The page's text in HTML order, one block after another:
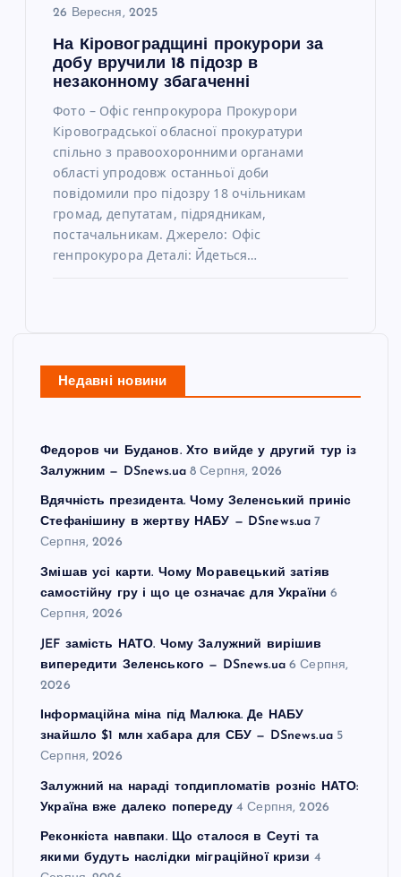
26 Вересня, 2025
На Кіровоградщині прокурори за
добу вручили 18 підозр в
незаконному збагаченні
Фото – Офіс генпрокурора Прокурори
Кіровоградської обласної прокуратури
спільно з правоохоронними органами
області упродовж останньої доби
повідомили про підозру 18 очільникам
громад, депутатам, підрядникам,
постачальникам. Джерело: Офіс
генпрокурора Деталі: Йдеться…
Недавні новини
Федоров чи Буданов. Хто вийде у другий тур із
Залужним — DSnews.ua 8 Серпня, 2026
Вдячність президента. Чому Зеленський приніс
Стефанішину в жертву НАБУ — DSnews.ua 7
Серпня, 2026
Змішав усі карти. Чому Моравецький затіяв
самостійну гру і що це означає для України 6
Серпня, 2026
JEF замість НАТО. Чому Залужний вирішив
випередити Зеленського — DSnews.ua 6 Серпня,
2026
Інформаційна міна під Малюка. Де НАБУ
знайшло $1 млн хабара для СБУ — DSnews.ua 5
Серпня, 2026
Залужний на нараді топдипломатів розніс НАТО:
Україна вже далеко попереду 4 Серпня, 2026
Реконкіста навпаки. Що сталося в Сеуті та
якими будуть наслідки міграційної кризи 4